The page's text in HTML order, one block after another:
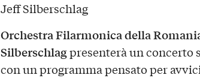
Jeff Silberschlag
Orchestra Filarmonica della
Silberschlagpresenterà un concerto
con un programma pensato per